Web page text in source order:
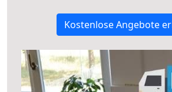
Kostenlose Angebote